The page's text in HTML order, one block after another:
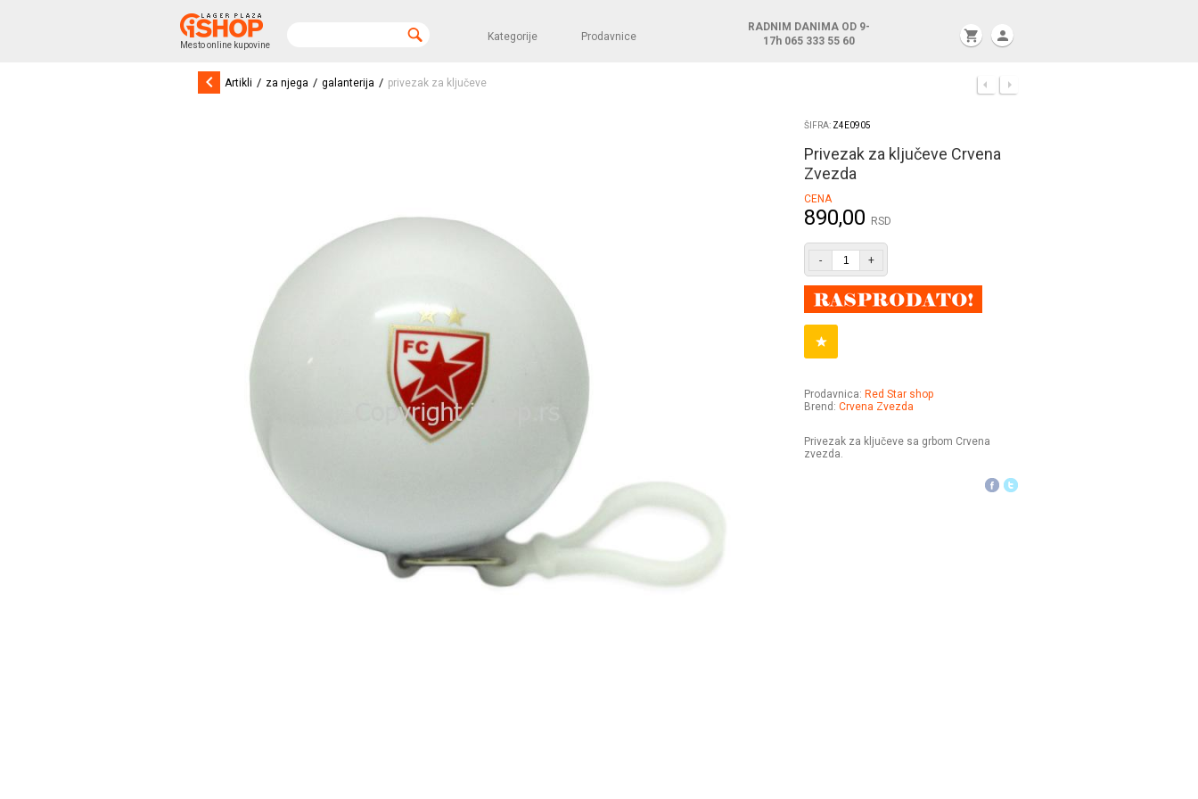
Mesto online kupovine
Kategorije Prodavnice
RADNIM DANIMA OD 9-
17h 065 333 55 60 shopping_cart person
keyboard_arrow_left Artikli / za njega / galanterija / privezak za ključeve
ŠIFRA: Z4E0905
Privezak za ključeve Crvena
Zvezda
CENA
890,00 RSD
- +
Prodavnica: Red Star shop
Brend: Crvena Zvezda
Privezak za ključeve sa grbom Crvena
zvezda.